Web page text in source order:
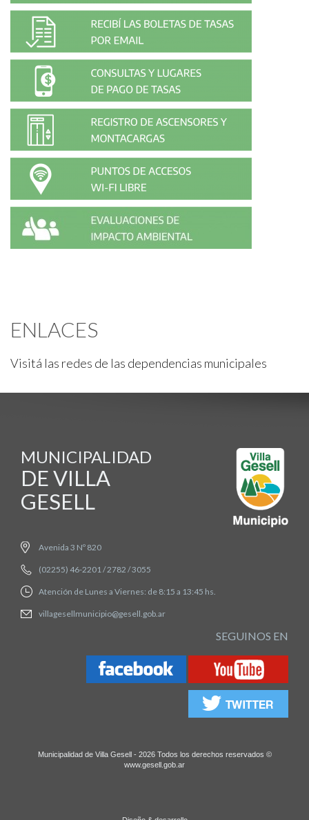
ENLACES
Visitá las redes de las dependencias municipales
MUNICIPALIDAD
DE VILLA
GESELL
Avenida 3 Nº 820
(02255) 46-2201 / 2782 / 3055
Atención de Lunes a Viernes: de 8:15 a 13:45 hs.
villagesellmunicipio@gesell.gob.ar
SEGUINOS EN
Municipalidad de Villa Gesell - 2026 Todos los derechos reservados ©
www.gesell.gob.ar